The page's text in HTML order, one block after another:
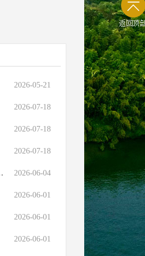
2026-05-21
2026-07-18
2026-07-18
2026-07-18
年度）（草案）公示 2026-06-04
2026-06-01
2026-06-01
2026-06-01
返回顶